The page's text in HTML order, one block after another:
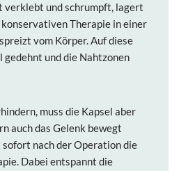
verklebt und schrumpft, lagert
konservativen Therapie in einer
vom Körper. Auf diese
gedehnt und die Nahtzonen
muss die Kapsel aber
auch das Gelenk bewegt
nach der Operation die
Dabei entspannt die